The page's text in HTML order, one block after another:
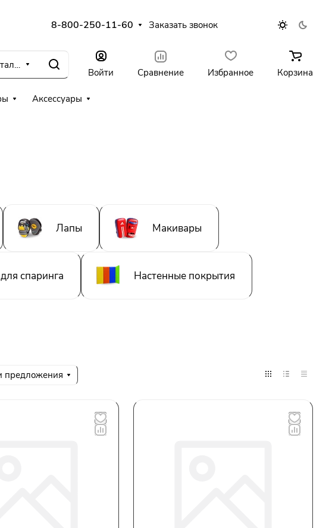
8-800-250-11-60 Заказать звонок
Каталог
Войти Сравнение Избранное Корзина
Аксессуары
Лапы Макивары
спаринга Настенные покрытия
предложения